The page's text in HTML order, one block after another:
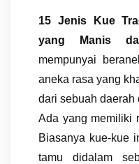
15 Jenis Kue
yang Manis
mempunyai
aneka rasa yang
dari sebuah daerah
Ada yang memiliki
Biasanya kue-kue
tamu didalam